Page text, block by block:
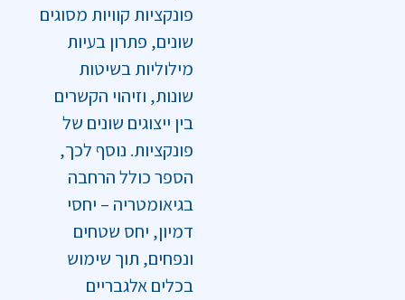
פונקציות קוויות מסוגים
שונים, פתרון בעיות
מילוליות בשיטות
שונות, וזיהוי הקשרים
בין ייצוגים שונים של
פונקציות. נוסף לכך,
הספר כולל הרחבה
בגיאומטריה – יחסי
דמיון, יחס שטחים
ונפחים, תוך שימוש
בכלים אלגבריים